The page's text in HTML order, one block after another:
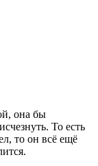
она бы
То есть
то он всё ещё